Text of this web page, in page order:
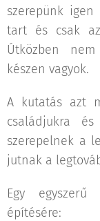
szerepünk
tart és csak
Útközben
készen vagyok.
A kutatás azt
családjukra
szerepelnek a
jutnak a
Egy
építésére: